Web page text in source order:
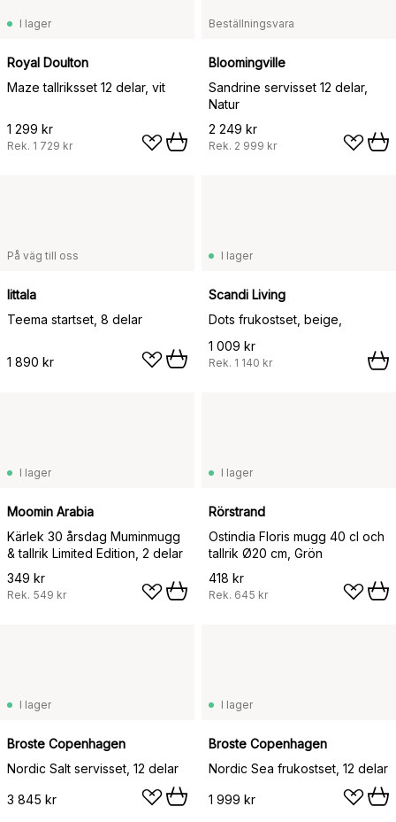
I lager
Royal Doulton
Maze tallriksset 12 delar, vit
1 299 kr
Rek. 1 729 kr
Beställningsvara
Bloomingville
Sandrine servisset 12 delar,
Natur
2 249 kr
Rek. 2 999 kr
På väg till oss
Iittala
Teema startset, 8 delar
1 890 kr
I lager
Scandi Living
Dots frukostset, beige,
1 009 kr
Rek. 1 140 kr
I lager
Moomin Arabia
Kärlek 30 årsdag Muminmugg
& tallrik Limited Edition, 2 delar
349 kr
Rek. 549 kr
I lager
Rörstrand
Ostindia Floris mugg 40 cl och
tallrik Ø20 cm, Grön
418 kr
Rek. 645 kr
I lager
Broste Copenhagen
Nordic Salt servisset, 12 delar
3 845 kr
I lager
Broste Copenhagen
Nordic Sea frukostset, 12 delar
1 999 kr